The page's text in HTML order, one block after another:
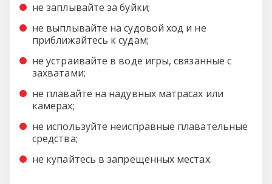
не заплывайте за буйки;
не выплывайте на судовой ход и не
приближайтесь к судам;
не устраивайте в воде игры, связанные с
захватами;
не плавайте на надувных матрасах или
камерах;
не используйте неисправные плавательные
средства;
не купайтесь в запрещенных местах.